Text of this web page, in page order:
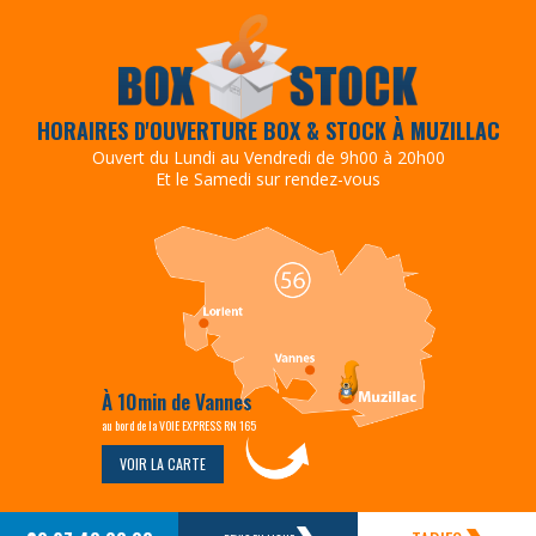
HORAIRES D'OUVERTURE BOX & STOCK À MUZILLAC
Ouvert du Lundi au Vendredi de 9h00 à 20h00
Et le Samedi sur rendez-vous
À 10min de Vannes
au bord de la VOIE EXPRESS RN 165
VOIR LA CARTE